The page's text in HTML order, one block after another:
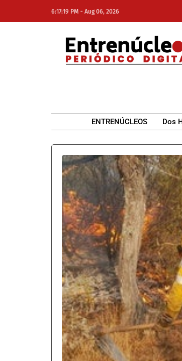
6:17:19 PM - Aug 06, 2026
ENTRENÚCLEOS Dos